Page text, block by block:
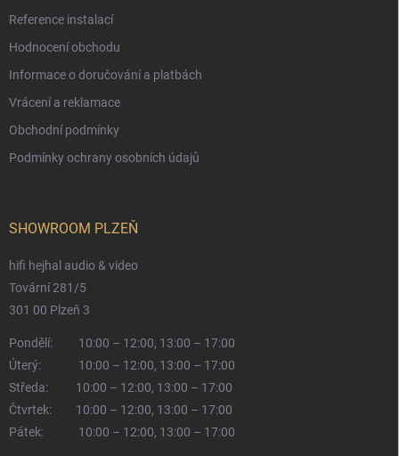
Reference instalací
Hodnocení obchodu
Informace o doručování a platbách
Vrácení a reklamace
Obchodní podmínky
Podmínky ochrany osobních údajů
SHOWROOM PLZEŇ
hifi hejhal audio & video
Tovární 281/5
301 00 Plzeň 3
Pondělí:
10:00 – 12:00, 13:00 – 17:00
Úterý:
10:00 – 12:00, 13:00 – 17:00
Středa:
10:00 – 12:00, 13:00 – 17:00
Čtvrtek:
10:00 – 12:00, 13:00 – 17:00
Pátek:
10:00 – 12:00, 13:00 – 17:00